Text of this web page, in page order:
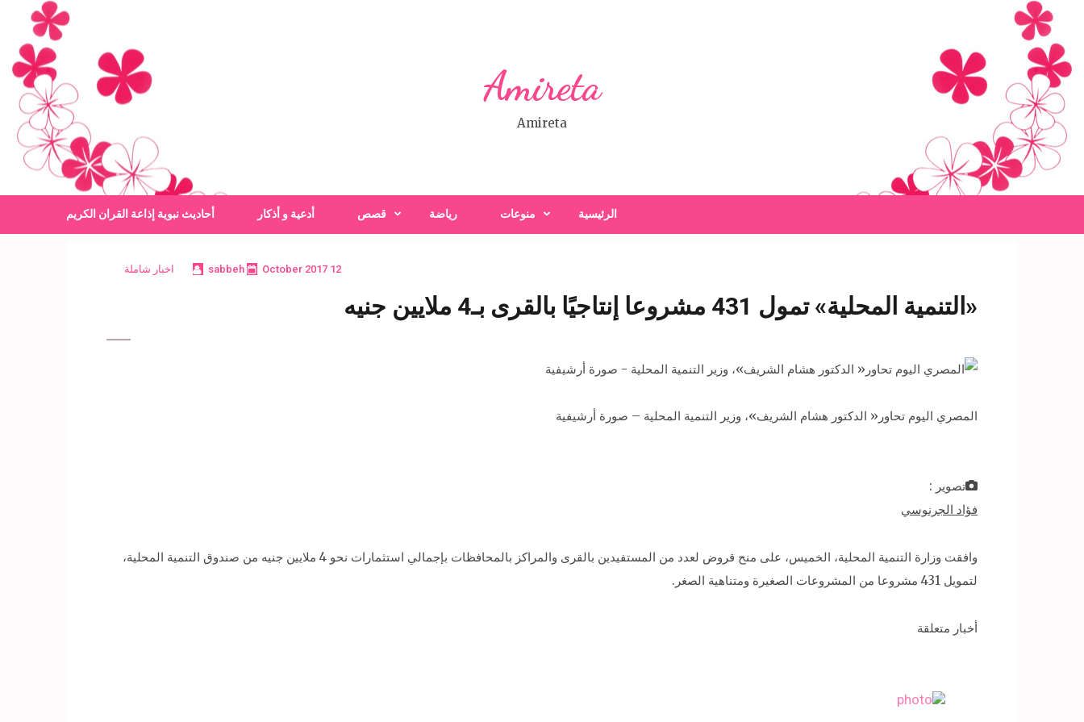
content
(Press
Enter)
Amireta
Amireta
الرئيسية منوعات رياضة قصص أدعية و أذكار أحاديث نبوية إذاعة القران الكريم
12 October 2017
sabbeh اخبار شاملة
«التنمية المحلية» تمول 431 مشروعا إنتاجيًا بالقرى بـ4 ملايين جنيه
المصري اليوم تحاور« الدكتور هشام الشريف»، وزير التنمية المحلية – صورة أرشيفية
تصوير :
فؤاد الجرنوسي
وافقت وزارة التنمية المحلية، الخميس، على منح قروض لعدد من المستفيدين بالقرى والمراكز بالمحافظات بإجمالي استثمارات نحو 4 ملايين جنيه من صندوق التنمية المحلية،
لتمويل 431 مشروعا من المشروعات الصغيرة ومتناهية الصغر.
أخبار متعلقة